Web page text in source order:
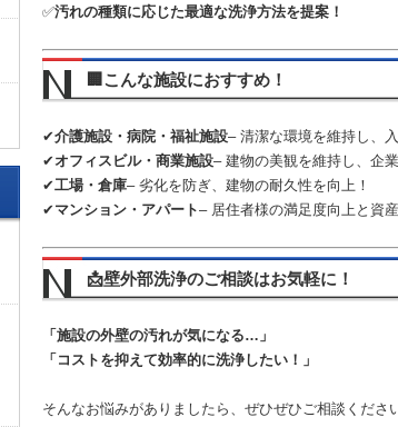
✅汚れの種類に応じた最適な洗浄方法を提案！
🏢こんな施設におすすめ！
✔介護施設・病院・福祉施設– 清潔な環境を維持し、
✔オフィスビル・商業施設– 建物の美観を維持し、企
✔工場・倉庫– 劣化を防ぎ、建物の耐久性を向上！
✔マンション・アパート– 居住者様の満足度向上と資
📩壁外部洗浄のご相談はお気軽に！
「施設の外壁の汚れが気になる…」
「コストを抑えて効率的に洗浄したい！」
そんなお悩みがありましたら、ぜひぜひご相談くださ